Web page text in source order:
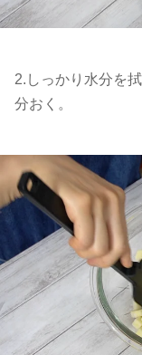
2.しっかり水分を
分おく。